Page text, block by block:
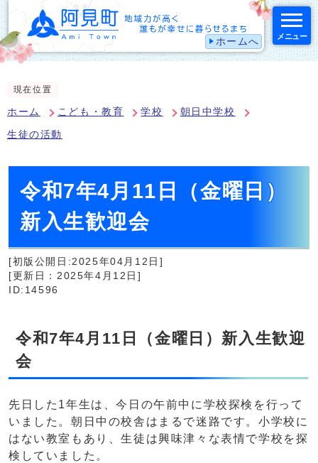
ホームへ メニュー
現在位置
ホーム こども・教育 学校 朝日中学校
生徒の活動
令和7年4月11日（金曜日）
新入生歓迎会
[初版公開日:2025年04月12日]
[更新日：2025年4月12日]
ID:14596
令和7年4月11日（金曜日）新入生歓迎
会
先日した1年生は、今日の午前中に学校探検を行って
いました。朝日中の校舎はまるで迷路です。小学校に
はない教室もあり、生徒は興味津々な表情で学校を探
検していました。